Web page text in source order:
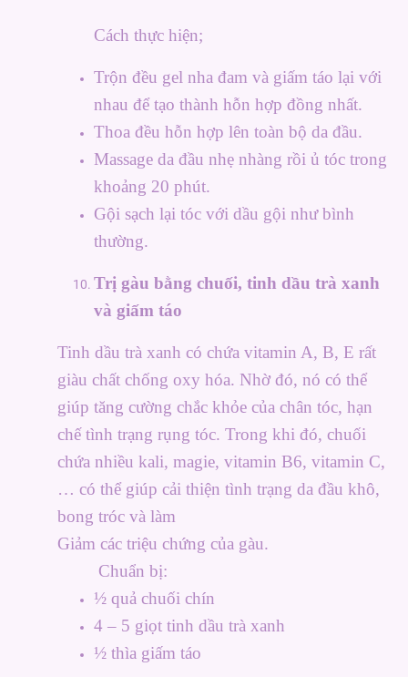
Cách thực hiện;
Trộn đều gel nha đam và giấm táo lại với
nhau để tạo thành hỗn hợp đồng nhất.
Thoa đều hỗn hợp lên toàn bộ da đầu.
Massage da đầu nhẹ nhàng rồi ủ tóc trong
khoảng 20 phút.
Gội sạch lại tóc với dầu gội như bình
thường.
Trị gàu bằng chuối, tinh dầu trà xanh
và giấm táo
Tinh dầu trà xanh có chứa vitamin A, B, E rất
giàu chất chống oxy hóa. Nhờ đó, nó có thể
giúp tăng cường chắc khỏe của chân tóc, hạn
chế tình trạng rụng tóc. Trong khi đó, chuối
chứa nhiều kali, magie, vitamin B6, vitamin C,
… có thể giúp cải thiện tình trạng da đầu khô,
bong tróc và làm
Giảm các triệu chứng của gàu.
Chuẩn bị:
½ quả chuối chín
4 – 5 giọt tinh dầu trà xanh
½ thìa giấm táo